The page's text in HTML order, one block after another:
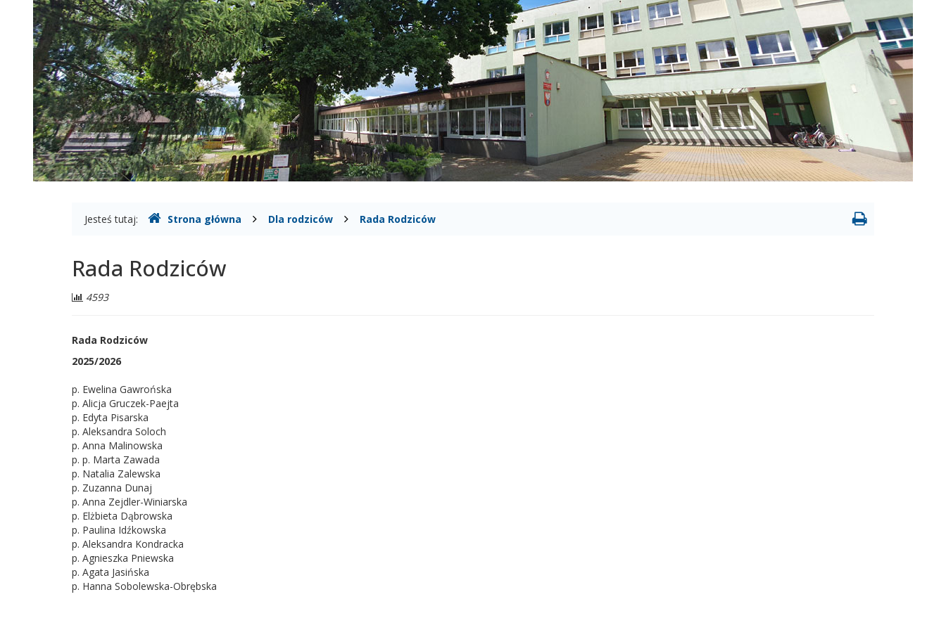
Gdzie
Jesteś tutaj: Strona główna Dla rodziców Rada Rodziców
Drukowanie
Rada Rodziców
Liczba
4593
Rada Rodziców
2025/2026
p. Ewelina Gawrońska
p. Alicja Gruczek-Paejta
p. Edyta Pisarska
p. Aleksandra Soloch
p. Anna Malinowska
p. p. Marta Zawada
p. Natalia Zalewska
p. Zuzanna Dunaj
p. Anna Zejdler-Winiarska
p. Elżbieta Dąbrowska
p. Paulina Idźkowska
p. Aleksandra Kondracka
p. Agnieszka Pniewska
p. Agata Jasińska
p. Hanna Sobolewska-Obrębska